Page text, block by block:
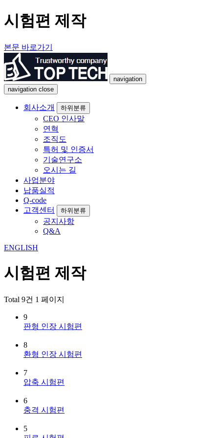
시험편 제작
본문 바로가기
navigation
navigation close
회사소개 하위분류
CEO 인사말
연혁
조직도
특허 및 인증서
기술연구소
오시는 길
사업분야
납품실적
Q-code
고객센터
하위분류
공지사항
Q&A
ENGLISH
시험편 제작
Total 9건 1 페이지
9
판형 인장 시험편
8
환형 인장 시험편
7
압축 시험편
6
충격 시험편
5